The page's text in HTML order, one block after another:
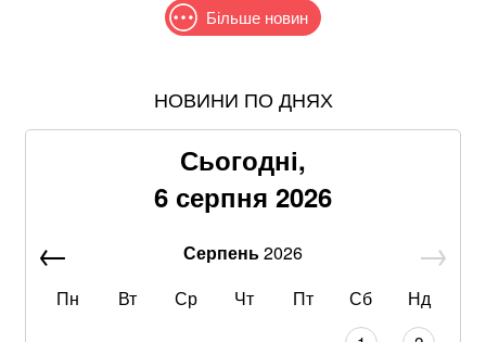
Більше новин
Після нічної атаки дронів у російському Ярославлі
В МЗС заявили, що слова Залужного щодо членства
в НАТО були вирвані з контексту
Стефанішина прокоментувала підозру від НАБУ та
Знищені печі, склади та роки роботи: що
НОВИНИ ПО ДНЯХ
Сьогодні,
6 серпня 2026
Серпень2026
Пн
Вт Ср Чт Пт Сб Нд